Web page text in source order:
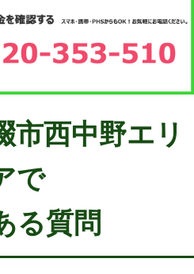
市西中野エリ
で
る質問